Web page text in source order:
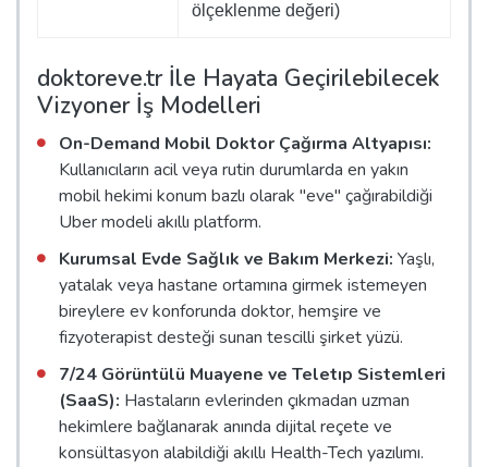
ölçeklenme değeri)
doktoreve.tr İle Hayata Geçirilebilecek
Vizyoner İş Modelleri
On-Demand Mobil Doktor Çağırma Altyapısı:
Kullanıcıların acil veya rutin durumlarda en yakın
mobil hekimi konum bazlı olarak "eve" çağırabildiği
Uber modeli akıllı platform.
Kurumsal Evde Sağlık ve Bakım Merkezi: Yaşlı,
yatalak veya hastane ortamına girmek istemeyen
bireylere ev konforunda doktor, hemşire ve
fizyoterapist desteği sunan tescilli şirket yüzü.
7/24 Görüntülü Muayene ve Teletıp Sistemleri
(SaaS): Hastaların evlerinden çıkmadan uzman
hekimlere bağlanarak anında dijital reçete ve
konsültasyon alabildiği akıllı Health-Tech yazılımı.